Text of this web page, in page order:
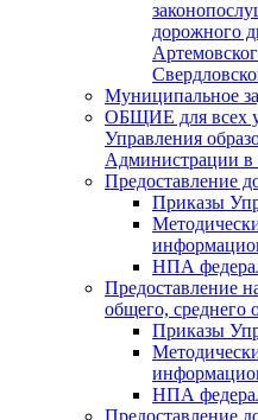
дорожного
Муниципальное
ОБЩИЕ для всех
Управления
Администрации в
Предоставление
Приказы
НПА
Предоставление
общего, среднего
Приказы
НПА